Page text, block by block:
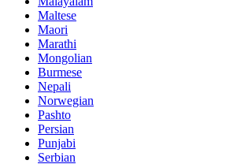
Maltese
Maori
Marathi
Mongolian
Burmese
Nepali
Norwegian
Pashto
Persian
Punjabi
Serbian